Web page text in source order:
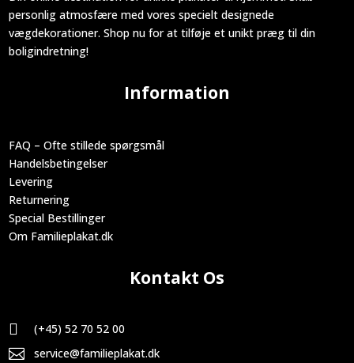
personlig atmosfære med vores specielt designede
vægdekorationer. Shop nu for at tilføje et unikt præg til din
boligindretning!
Information
FAQ – Ofte stillede spørgsmål
Handelsbetingelser
Levering
Returnering
Special Bestillinger
Om Familieplakat.dk
Kontakt Os
 (+45) 52 70 52 00
 service@familieplakat.dk